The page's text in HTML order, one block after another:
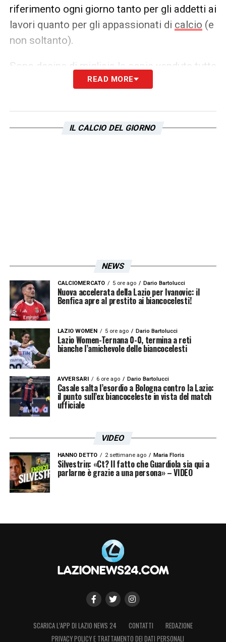
riferimento ogni giorno tanto per gli addetti ai
lavori quanto per gli appassionati di calcio (e
non soltanto).
Sono decine di migliaia le copie vendute tutte
le mattine in edicola, ma un’anteprima dei
già dalla sera precedente. Ecco, allora, le
prime pagine deiQuotidiani Sportividioggi
giugno 25
READ MORE
IL CALCIO DEL GIORNO
NEWS
CALCIOMERCATO 5 ore ago Dario Bartolucci
Nuova accelerata della Lazio per Ivanovic: il
Benfica apre al prestito ai biancocelesti!
LAZIO WOMEN 5 ore ago Dario Bartolucci
Lazio Women-Ternana 0-0, termina a reti
bianche l’amichevole delle biancocelesti
AVVERSARI 6 ore ago Dario Bartolucci
Casale salta l’esordio a Bologna contro la Lazio:
il punto sull’ex biancoceleste in vista del match
ufficiale
VIDEO
HANNO DETTO 2 settimane ago Maria Floris
Silvestrin: «Ct? Il fatto che Guardiola sia qui a
parlarne è grazie a una persona» – VIDEO
SCARICA L’APP DI LAZIO NEWS 24 CONTATTI
REDAZIONE
PRIVACY POLICY E TRATTAMENTO DEI DATI PERSONALI